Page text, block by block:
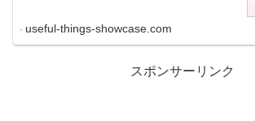
useful-things-showcase.com
スポンサーリンク